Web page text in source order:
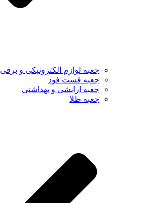
جعبه لوازم الکترونیکی و برقی
جعبه فست فود
جعبه ارایشی و بهداشتی
جعبه طلا